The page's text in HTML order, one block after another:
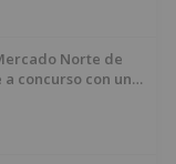
Norte de
a concurso con un